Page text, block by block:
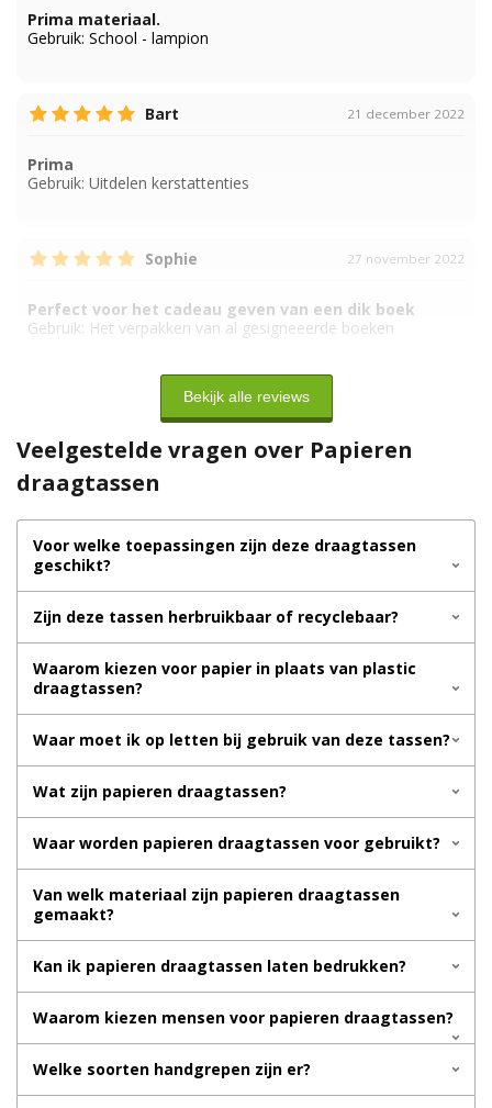
Prima materiaal.
Gebruik: School - lampion
Bart 21 december 2022
Prima
Gebruik: Uitdelen kerstattenties
Sophie 27 november 2022
Perfect voor het cadeau geven van een dik boek
Gebruik: Het verpakken van al gesigneeerde boeken
Bekijk alle reviews
Veelgestelde vragen over Papieren
draagtassen
Voor welke toepassingen zijn deze draagtassen
geschikt?
Zijn deze tassen herbruikbaar of recyclebaar?
Waarom kiezen voor papier in plaats van plastic
draagtassen?
Waar moet ik op letten bij gebruik van deze tassen?
Wat zijn papieren draagtassen?
Waar worden papieren draagtassen voor gebruikt?
Van welk materiaal zijn papieren draagtassen
gemaakt?
Kan ik papieren draagtassen laten bedrukken?
Waarom kiezen mensen voor papieren draagtassen?
Welke soorten handgrepen zijn er?